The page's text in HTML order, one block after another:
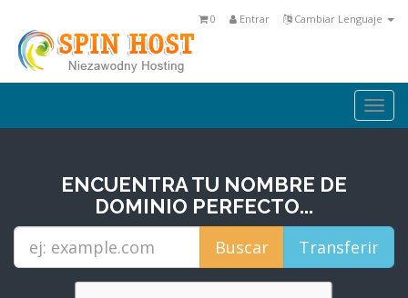
Cambiar Lenguaje
Entrar
0
ENCUENTRA TU NOMBRE DE
DOMINIO PERFECTO...